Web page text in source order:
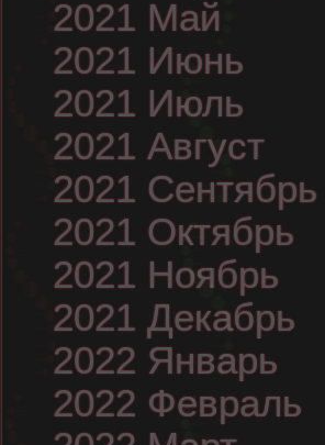
2021 Май
2021 Июнь
2021 Июль
2021 Август
2021 Сентябрь
2021 Октябрь
2021 Ноябрь
2021 Декабрь
2022 Январь
2022 Февраль